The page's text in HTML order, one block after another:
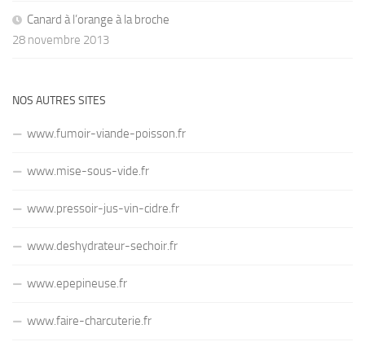
Canard à l’orange à la broche
28 novembre 2013
NOS AUTRES SITES
www.fumoir-viande-poisson.fr
www.mise-sous-vide.fr
www.pressoir-jus-vin-cidre.fr
www.deshydrateur-sechoir.fr
www.epepineuse.fr
www.faire-charcuterie.fr